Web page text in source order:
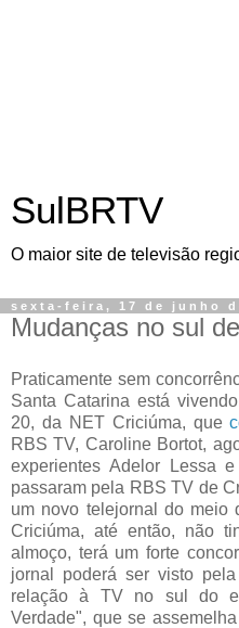
SulBRTV
O maior site de televisão
sexta-feira, 17 de junho
Mudanças no sul
Praticamente sem
Santa Catarina está
20, da NET Criciúma, que
RBS TV, Caroline Bortot,
experientes Adelor Lessa
passaram pela RBS TV de
um novo telejornal do
Criciúma, até então, não
almoço, terá um forte
jornal poderá ser visto
relação à TV no sul do
Verdade", que se